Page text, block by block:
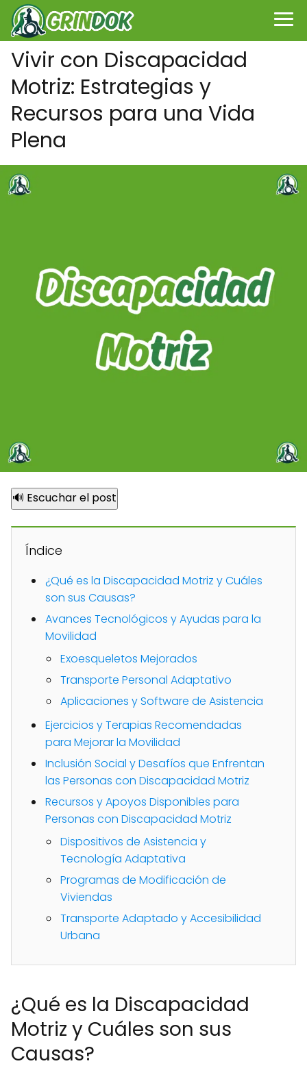
Vivir con Discapacidad
Motriz: Estrategias y
Recursos para una Vida
Plena
🔊 Escuchar el post
Índice
¿Qué es la Discapacidad Motriz y Cuáles
son sus Causas?
Avances Tecnológicos y Ayudas para la
Movilidad
Exoesqueletos Mejorados
Transporte Personal Adaptativo
Aplicaciones y Software de Asistencia
Ejercicios y Terapias Recomendadas
para Mejorar la Movilidad
Inclusión Social y Desafíos que Enfrentan
las Personas con Discapacidad Motriz
Recursos y Apoyos Disponibles para
Personas con Discapacidad Motriz
Dispositivos de Asistencia y
Tecnología Adaptativa
Programas de Modificación de
Viviendas
Transporte Adaptado y Accesibilidad
Urbana
¿Qué es la Discapacidad
Motriz y Cuáles son sus
Causas?